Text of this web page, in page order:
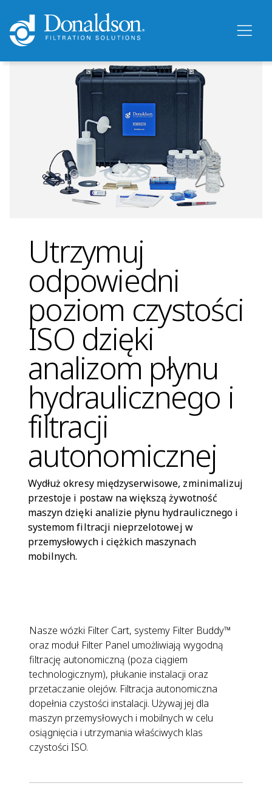
Utrzymuj
odpowiedni
poziom czystości
ISO dzięki
analizom płynu
hydraulicznego i
filtracji
autonomicznej
Wydłuż okresy międzyserwisowe, zminimalizuj
przestoje i postaw na większą żywotność
maszyn dzięki analizie płynu hydraulicznego i
systemom filtracji nieprzelotowej w
przemysłowych i ciężkich maszynach
mobilnych.
Nasze wózki Filter Cart, systemy Filter Buddy™
oraz moduł Filter Panel umożliwiają wygodną
filtrację autonomiczną (poza ciągiem
technologicznym), płukanie instalacji oraz
przetaczanie olejów. Filtracja autonomiczna
dopełnia czystości instalacji. Używaj jej dla
maszyn przemysłowych i mobilnych w celu
osiągnięcia i utrzymania właściwych klas
czystości ISO.